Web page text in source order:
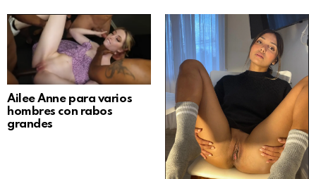
Ailee Anne para varios
hombres con rabos
grandes